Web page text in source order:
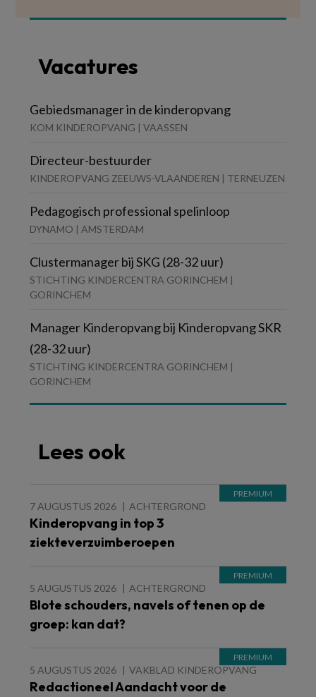
Vacatures
Gebiedsmanager in de kinderopvang
KOM KINDEROPVANG | VAASSEN
Directeur-bestuurder
KINDEROPVANG ZEEUWS-VLAANDEREN | TERNEUZEN
Pedagogisch professional spelinloop
DYNAMO | AMSTERDAM
Clustermanager bij SKG (28-32 uur)
STICHTING KINDERCENTRA GORINCHEM |
GORINCHEM
Manager Kinderopvang bij Kinderopvang SKR
(28-32 uur)
STICHTING KINDERCENTRA GORINCHEM |
GORINCHEM
Lees ook
7 AUGUSTUS 2026 ACHTERGROND
Kinderopvang in top 3
ziekteverzuimberoepen
5 AUGUSTUS 2026 ACHTERGROND
Blote schouders, navels of tenen op de
groep: kan dat?
5 AUGUSTUS 2026 VAKBLAD KINDEROPVANG
Redactioneel Aandacht voor de